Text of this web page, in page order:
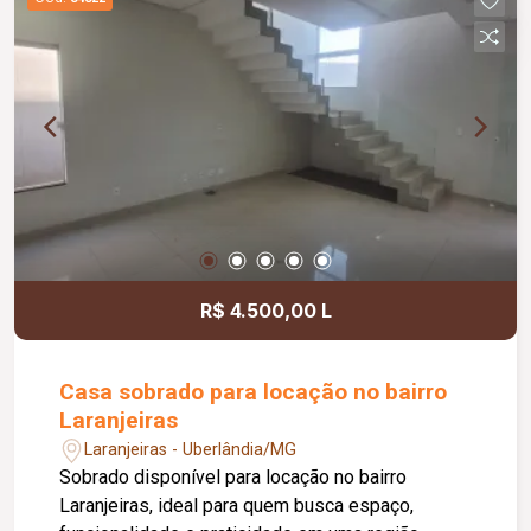
Lounge; Mini mercado; Academia; Coworking;
Centro estético; Espaço relax; Sauna; 03
elevadores atendendo a todos os pavimentos;
Empreendimento residencial com 25 pavimentos,
oferecendo completa estrutura de lazer, bem-
estar e praticidade.
R$ 4.500,00 L
Casa sobrado para locação no bairro
Laranjeiras
Laranjeiras - Uberlândia/MG
Sobrado disponível para locação no bairro
Laranjeiras, ideal para quem busca espaço,